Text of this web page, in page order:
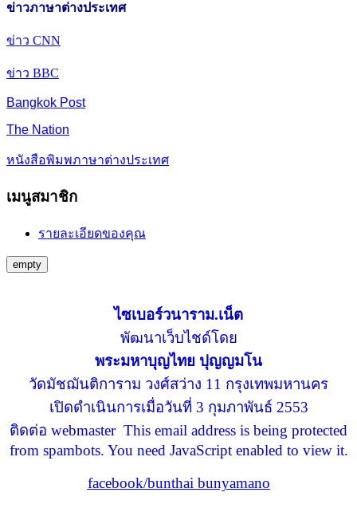
ข่าวภาษาต่างประเทศ
ข่าว CNN
ข่าว BBC
Bangkok Post
The Nation
หนังสือพิมพภาษาต่างประเทศ
เมนูสมาชิก
รายละเอียดของคุณ
empty
ไซเบอร์วนาราม.เน็ต
พัฒนาเว็บไชด์โดย
พระมหาบุญไทย ปุญญมโน
วัดมัชฌันติการาม วงศ์สว่าง 11 กรุงเทพมหานคร
เปิดดำเนินการเมื่อวันที่ 3 กุมภาพันธ์ 2553
ติดต่อ webmaster This email address is being protected
from spambots. You need JavaScript enabled to view it.
facebook/bunthai bunyamano